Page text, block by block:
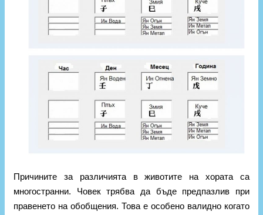
Причините за различията в животите на хората са
многостранни. Човек трябва да бъде предпазлив при
правенето на обобщения. Това е особено валидно когато